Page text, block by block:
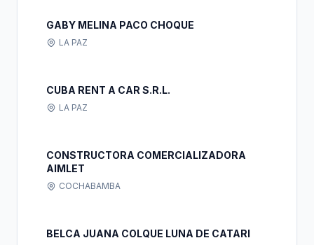
GABY MELINA PACO CHOQUE
LA PAZ
CUBA RENT A CAR S.R.L.
LA PAZ
CONSTRUCTORA COMERCIALIZADORA
AIMLET
COCHABAMBA
BELCA JUANA COLQUE LUNA DE CATARI